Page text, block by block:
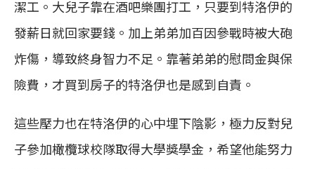
潔工。大兒子靠在酒吧樂團打工，只要到特洛伊的
發薪日就回家要錢。加上弟弟加百因參戰時被大砲
炸傷，導致終身智力不足。靠著弟弟的慰問金與保
險費，才買到房子的特洛伊也是感到自責。
這些壓力也在特洛伊的心中埋下陰影，極力反對兒
子參加橄欖球校隊取得大學獎學金，希望他能努力